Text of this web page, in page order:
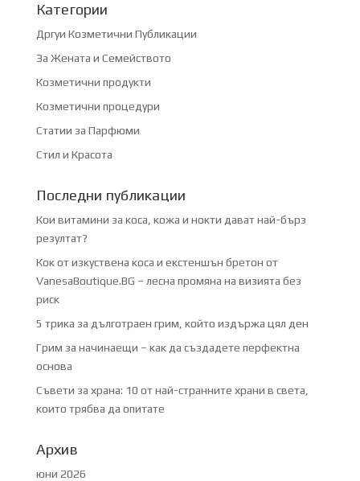
Категории
Дргуи Козметични Публикации
За Жената и Семейството
Козметични продукти
Козметични процедури
Статии за Парфюми
Стил и Красота
Последни публикации
Кои витамини за коса, кожа и нокти дават най-бърз
резултат?
Кок от изкуствена коса и екстеншън бретон от
VanesaBoutique.BG – лесна промяна на визията без
риск
5 трика за дълготраен грим, който издържа цял ден
Грим за начинаещи – как да създадете перфектна
основа
Съвети за храна: 10 от най-странните храни в света,
които трябва да опитате
Архив
юни 2026